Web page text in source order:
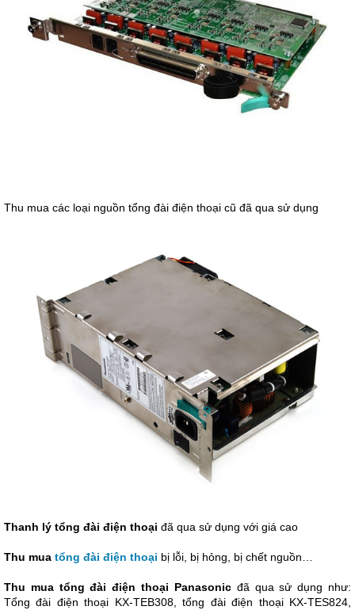
Thu mua các loại nguồn tổng đài điện thoại cũ đã qua sử dụng
Thanh lý tổng đài điện thoại đã qua sử dụng với giá cao
Thu mua tổng đài điện thoại bị lỗi, bị hỏng, bị chết nguồn…
Thu mua tổng đài điện thoại Panasonicđã qua sử dụng như:
Tổng đài điện thoại KX-TEB308, tổng đài điện thoại KX-TES824,